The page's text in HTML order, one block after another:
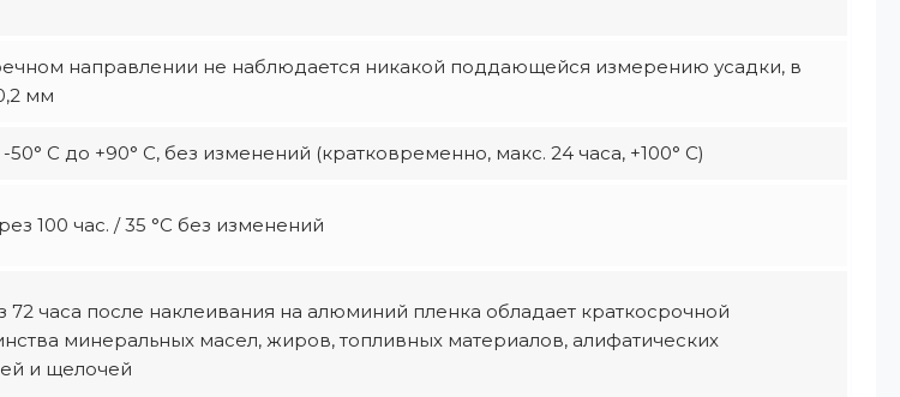
направлении не наблюдается никакой поддающейся измерению усадки, в
мм
С до +90° С, без изменений (кратковременно, макс. 24 часа, +100° С)
100 час. / 35 °C без изменений
часа после наклеивания на алюминий пленка обладает краткосрочной
минеральных масел, жиров, топливных материалов, алифатических
и щелочей